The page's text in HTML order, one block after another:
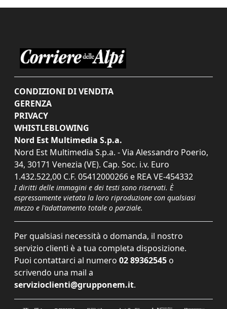
CONDIZIONI DI VENDITA
GERENZA
PRIVACY
WHISTLEBLOWING
Nord Est Multimedia S.p.a.
Nord Est Multimedia S.p.a. - Via Alessandro Poerio,
34, 30171 Venezia (VE). Cap. Soc. i.v. Euro
1.432.522,00 C.F. 05412000266 e REA VE-454332
I diritti delle immagini e dei testi sono riservati. È
espressamente vietata la loro riproduzione con qualsiasi
mezzo e l'adattamento totale o parziale.
Per qualsiasi necessità o domanda, il nostro
servizio clienti è a tua completa disposizione.
Puoi contattarci al numero 02 89362545 o
scrivendo una mail a
servizioclienti@grupponem.it.